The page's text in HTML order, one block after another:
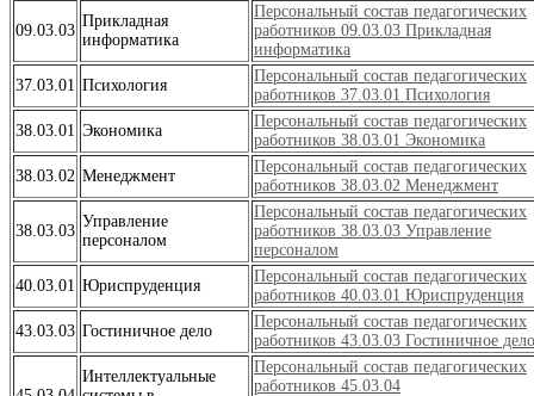
09.03.03
Прикладная
информатика
Персональный состав педагогических
работников 09.03.03 Прикладная
информатика
37.03.01 Психология
Персональный состав педагогических
работников 37.03.01 Психология
38.03.01 Экономика
Персональный состав педагогических
работников 38.03.01 Экономика
38.03.02 Менеджмент
Персональный состав педагогических
работников 38.03.02 Менеджмент
38.03.03
Управление
персоналом
Персональный состав педагогических
работников 38.03.03 Управление
персоналом
40.03.01 Юриспруденция
Персональный состав педагогических
работников 40.03.01 Юриспруденция
43.03.03 Гостиничное дело
Персональный состав педагогических
работников 43.03.03 Гостиничное дело
Интеллектуальные
Персональный состав педагогических
работников 45.03.04